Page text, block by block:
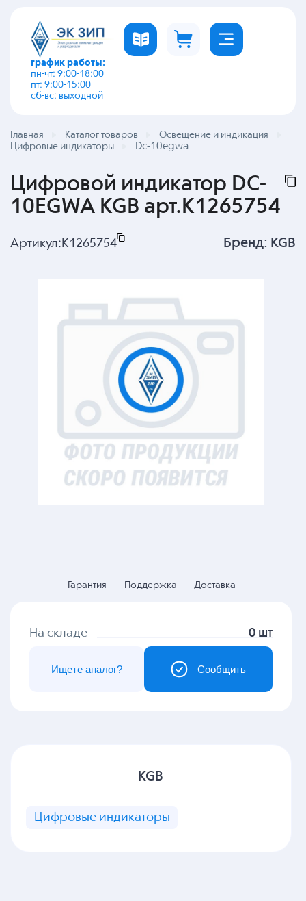
график работы:
пн-чт: 9:00-18:00
пт: 9:00-15:00
сб-вс: выходной
Главная Каталог товаров
Освещение и индикация
Цифровые индикаторы
Dc-10egwa
Цифровой индикатор DC-
10EGWA KGB арт.K1265754
Артикул: K1265754 Бренд: KGB
Гарантия Поддержка Доставка
На складе 0 шт
Сообщить
Ищете аналог?
KGB
Цифровые индикаторы